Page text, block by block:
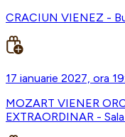
CRACIUN VIENEZ -
17 ianuarie 2027, ora
MOZART VIENER
EXTRAORDINAR -